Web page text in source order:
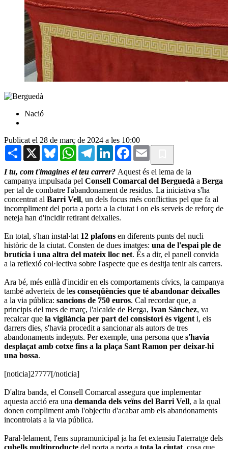
Nació
Publicat el 28 de març de 2024 a les 10:00
Share X BlueskyWhatsAppTelegramLinkedInFacebook
Email
I tu, com t'imagines el teu carrer? Aquest és el lema de la
campanya impulsada pel Consell Comarcal del Berguedà a Berga
per tal de combatre l'abandonament de residus. La iniciativa s'ha
concentrat al Barri Vell, un dels focus més conflictius pel que fa al
incompliment del porta a porta a la ciutat i on els serveis de reforç de
neteja han d'incidir retirant deixalles.
En total, s'han instal·lat 12 plafons en diferents punts del nucli
històric de la ciutat. Consten de dues imatges: una de l'espai ple de
brutícia i una altra del mateix lloc net. És a dir, el panell convida
a la reflexió col·lectiva sobre l'aspecte que es desitja tenir als carrers.
Ara bé, més enllà d'incidir en els comportaments cívics, la campanya
també adverteix de les conseqüències que té abandonar deixalles
a la via pública: sancions de 750 euros. Cal recordar que, a
principis del mes de març, l'alcalde de Berga, Ivan Sànchez, va
recalcar que la vigilància per part del consistori és vigent i, els
darrers dies, s'havia procedit a sancionar als autors de tres
abandonaments indeguts. Per exemple, una persona que s'havia
desplaçat amb cotxe fins a la plaça Sant Ramon per deixar-hi
una bossa.
[noticia]27777[/noticia]
D'altra banda, el Consell Comarcal assegura que implementar
aquesta acció era una demanda dels veïns del Barri Vell, a la qual
donen compliment amb l'objectiu d'acabar amb els abandonaments
incontrolats a la via pública.
Paral·lelament, l'ens supramunicipal ja ha fet extensiu l'aterratge dels
cubells multiproducte del porta a porta a tota la ciutat , cosa que